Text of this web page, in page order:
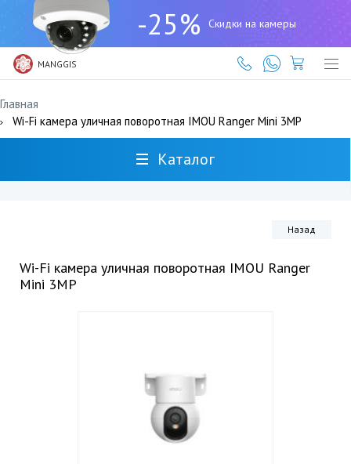
-25% Скидки на камеры
MANGGIS
(727)
317-
61-
61
Главная
Wi-Fi камера уличная поворотная IMOU Ranger Mini 3MP
Каталог
Назад
Wi-Fi камера уличная поворотная IMOU Ranger
Mini 3MP